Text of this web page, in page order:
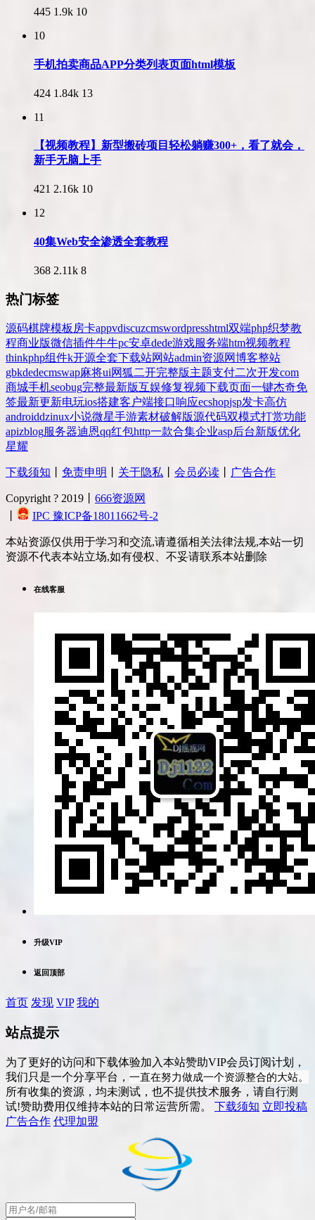
445 1.9k 10
10
手机拍卖商品APP分类列表页面html模板
424 1.84k 13
11
【视频教程】新型搬砖项目轻松躺赚300+，看了就会，
新手无脑上手
421 2.16k 10
12
40集Web安全渗透全套教程
368 2.11k 8
热门标签
源码棋牌模板 房卡appvdiscuzcmswordpresshtml双端php织梦教
程商业版微信插件牛牛pc安卓dede游戏服务端htm视频教程
thinkphp组件k开源全套下载站网站admin资源网博客整站
gbkdedecmswap麻将ui网狐 二开完整版主题支付二次开发com
商城手机seobug完整最新版互娱修复视频下载页面一键杰奇免
签最新更新电玩ios搭建客户端接口响应ecshopjsp发卡高仿
androiddzinux小说微星手游素材破解版源代码双模式打赏功能
apizblog服务器迪恩qq红包http一款合集企业asp后台新版优化
星耀
下载须知 免责申明 关于隐私 会员必读 广告合作
Copyright ? 2019丨 666资源网
IPC 豫ICP备18011662号-2
本站资源仅供用于学习和交流,请遵循相关法律法规,本站一切
资源不代表本站立场,如有侵权、不妥请联系本站删除
在线客服
升级VIP
返回顶部
首页 发现 VIP 我的
站点提示
为了更好的访问和下载体验加入本站赞助VIP会员订阅计划，
我们只是一个分享平台， 一直在努力做成一个资源整合的大站。
所有收集的资源，均未测试，也不提供技术服务，请自行测
试!赞助费用仅维持本站的日常运营所需。 下载须知 立即投稿
广告合作 代理加盟